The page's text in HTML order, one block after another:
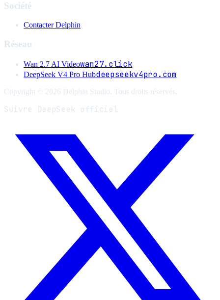
Société
Contacter Delphin
Réseau
Wan 2.7 AI Videowan27.click
DeepSeek V4 Pro Hubdeepseekv4pro.com
Copyright © 2026 Delphin Studio. Tous droits réservés.
Suivre DeepSeek officiel